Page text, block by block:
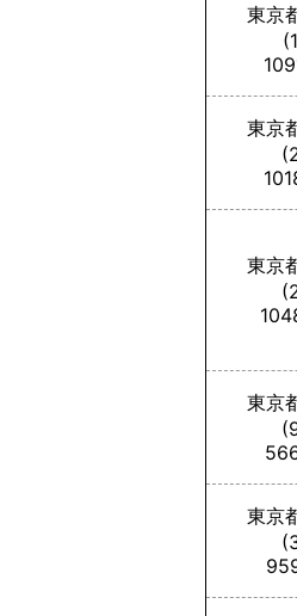
東京
東京
東京
東京
東京